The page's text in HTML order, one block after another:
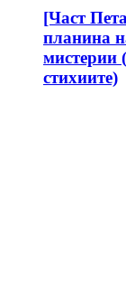
[Част
планина
мистерии
стихиите)